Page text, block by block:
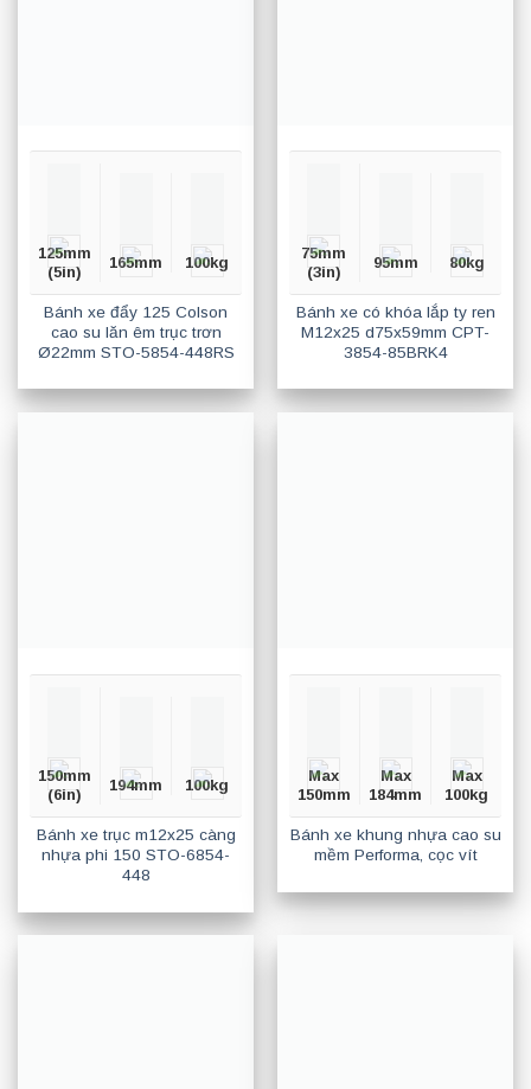
125mm
(5in)
165mm 100kg
Bánh xe đẩy 125 Colson
cao su lăn êm trục trơn
Ø22mm STO-5854-448RS
75mm
(3in)
95mm 80kg
Bánh xe có khóa lắp ty ren
M12x25 d75x59mm CPT-
3854-85BRK4
150mm
(6in)
194mm 100kg
Bánh xe trục m12x25 càng
nhựa phi 150 STO-6854-
448
Max
150mm
Max
184mm
Max
100kg
Bánh xe khung nhựa cao su
mềm Performa, cọc vít